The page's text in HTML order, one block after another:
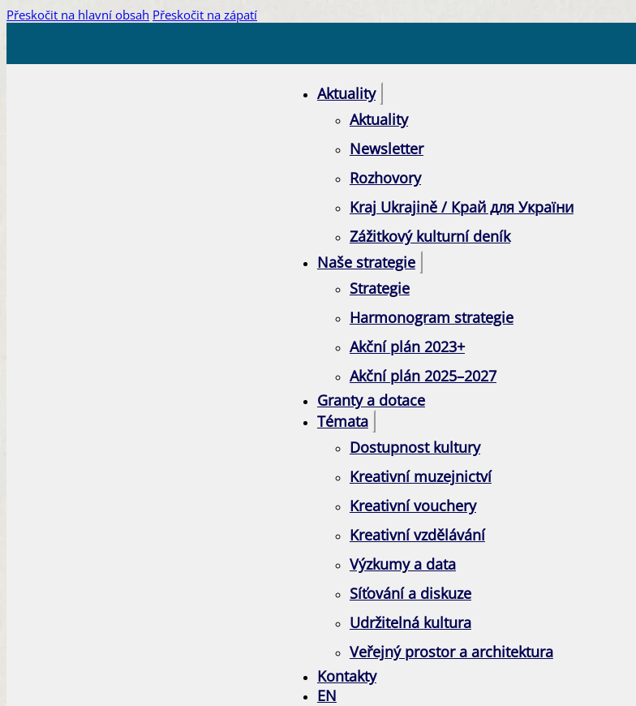
Přeskočit na hlavní obsah Přeskočit na zápatí
Aktuality
Aktuality
Newsletter
Rozhovory
Kraj Ukrajině / Край для України
Zážitkový kulturní deník
Naše strategie
Strategie
Harmonogram strategie
Akční plán 2023+
Akční plán 2025–2027
Granty a dotace
Témata
Dostupnost kultury
Kreativní muzejnictví
Kreativní vouchery
Kreativní vzdělávání
Výzkumy a data
Síťování a diskuze
Udržitelná kultura
Veřejný prostor a architektura
Kontakty
EN